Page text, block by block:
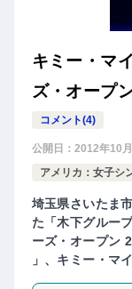
キミー・マ
ズ・オープ
コメント(4)
公開日： 2012年10
アメリカ：女子シ
埼玉県さいたま
た「木下グルー
ーズ・オープン
」、キミー・